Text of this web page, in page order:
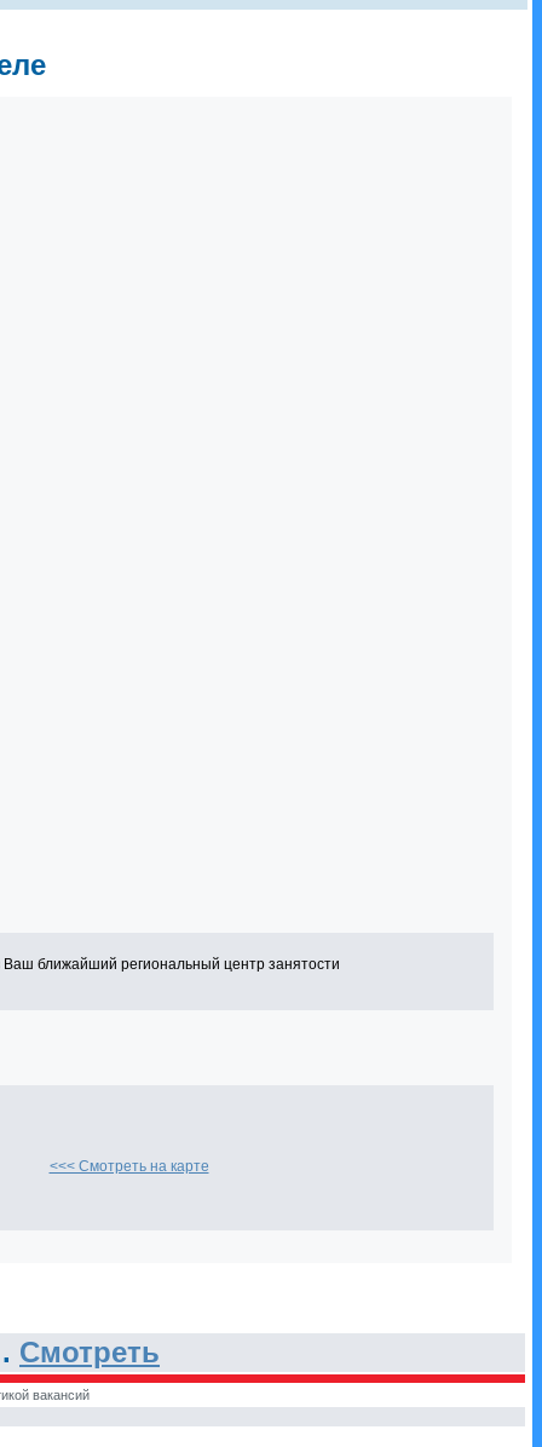
ближайший региональный центр занятости
<<< Смотреть на карте
Смотреть
вакансий